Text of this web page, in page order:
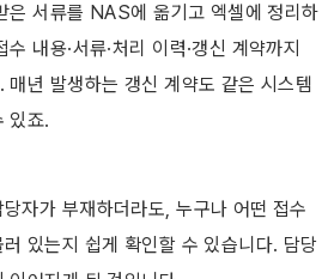
은 서류를 NAS에 옮기고 엑셀에 정리하
내용·서류·처리 이력·갱신 계약까지
매년 발생하는 갱신 계약도 같은 시스템
있죠.
자가 부재하더라도, 누구나 어떤 접수
있는지 쉽게 확인할 수 있습니다. 담당